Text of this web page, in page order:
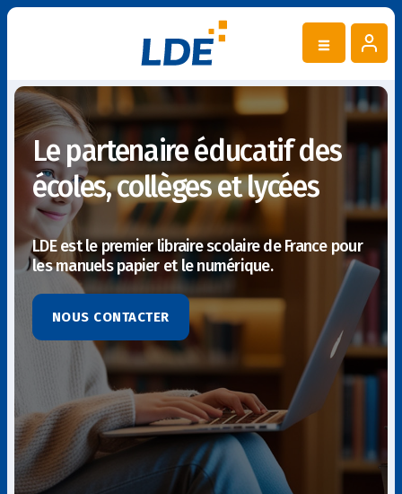
Le partenaire éducatif des
écoles, collèges et lycées
LDE est le premier libraire scolaire de France pour
les manuels papier et le numérique.
NOUS CONTACTER